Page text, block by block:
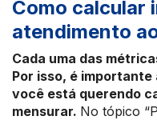
Como calcular
atendimento
Cada uma das
Por isso, é
você está querendo
mensurar. No tópico